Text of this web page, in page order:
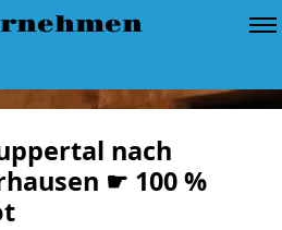
nach
☛ 100 %